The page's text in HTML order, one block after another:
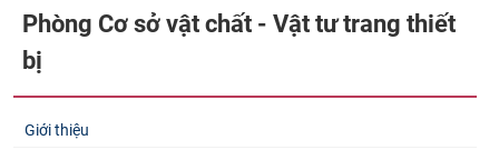
Phòng Cơ sở vật chất - Vật tư trang thiết
bị
Giới thiệu